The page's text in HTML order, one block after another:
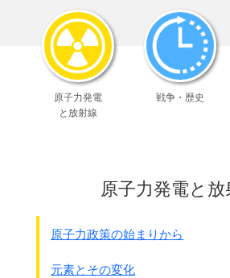
手段としての戦争をも、放棄する。
日本はその防衛と保護を、
今や世界を動かしつつある崇高な理
日本が陸海空軍を持つ機能は、
将来も与えられることはなく、
交戦権が日本軍に与えられることもな
現在生存する者一代以上には及ばな
華族の地位は、
今後どのような国民的または市民的
ではない。
原子力発電
と放射線
戦争・歴史
原子力発電と放
原子力政策の始まりから
元素とその変化